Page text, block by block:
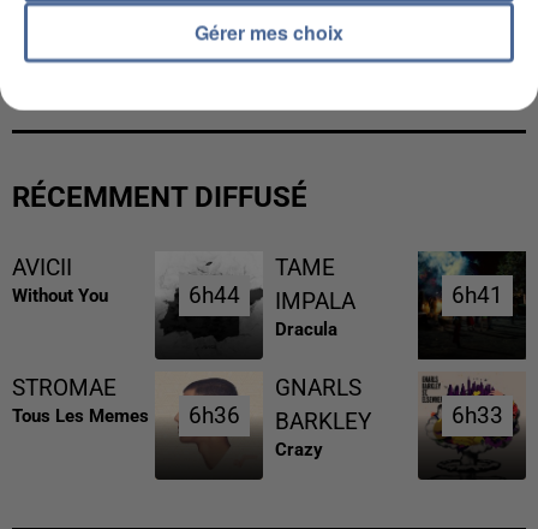
UNE TOURISTE DE L’OISE EMPORTÉE PAR UNE
COULÉE DE BOUE EN HAUTE-SAVOIE
RÉCEMMENT DIFFUSÉ
AVICII
Without You 6h44
6h44
TAME
IMPALA
Dracula
6h41
6h41
STROMAE
Tous Les Memes 6h36
6h36
GNARLS
BARKLEY
Crazy
6h33
6h33
Gérer mes choix